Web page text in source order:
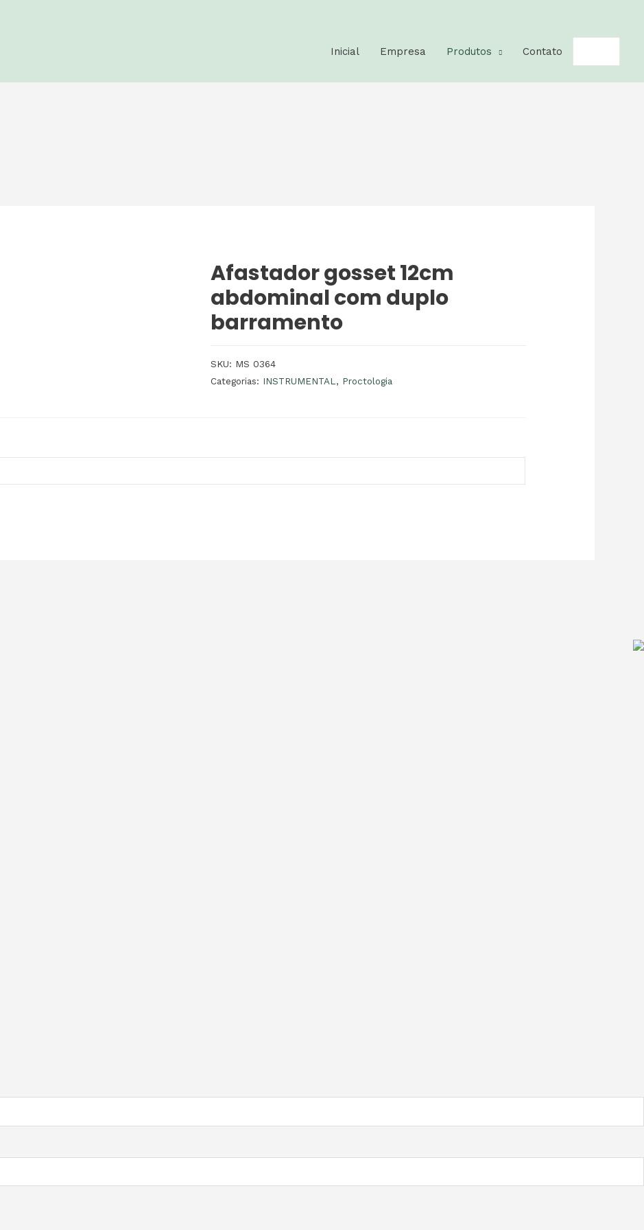
Inicial Empresa Produtos Contato
Afastador gosset 12cm
abdominal com duplo
barramento
SKU: MS 0364
Categorias: INSTRUMENTAL , Proctologia